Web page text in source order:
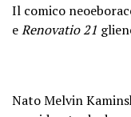
Il comico
eRenovatio 21
Nato Melvin